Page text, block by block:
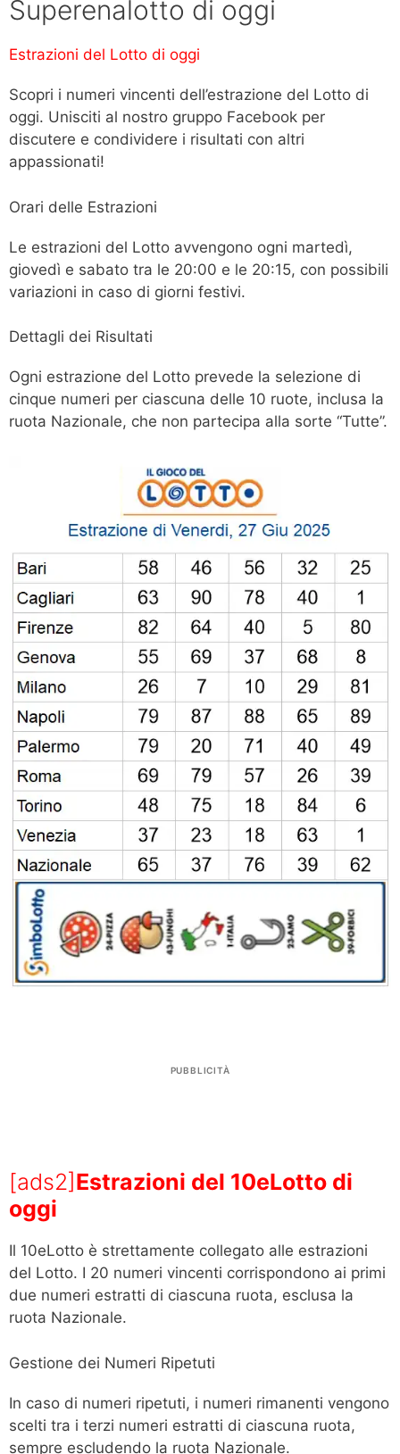
Superenalotto di oggi
Estrazioni del Lotto di oggi
Scopri i numeri vincenti dell’estrazione del Lotto di
oggi. Unisciti al nostro gruppo Facebook per
discutere e condividere i risultati con altri
appassionati!
Orari delle Estrazioni
Le estrazioni del Lotto avvengono ogni martedì,
giovedì e sabato tra le 20:00 e le 20:15, con possibili
variazioni in caso di giorni festivi.
Dettagli dei Risultati
Ogni estrazione del Lotto prevede la selezione di
cinque numeri per ciascuna delle 10 ruote, inclusa la
ruota Nazionale, che non partecipa alla sorte “Tutte”.
PUBBLICITÀ
[ads2]Estrazioni del 10eLotto di
oggi
Il 10eLotto è strettamente collegato alle estrazioni
del Lotto. I 20 numeri vincenti corrispondono ai primi
due numeri estratti di ciascuna ruota, esclusa la
ruota Nazionale.
Gestione dei Numeri Ripetuti
In caso di numeri ripetuti, i numeri rimanenti vengono
scelti tra i terzi numeri estratti di ciascuna ruota,
sempre escludendo la ruota Nazionale.